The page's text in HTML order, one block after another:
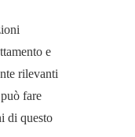
e
rilevanti
fare
di questo